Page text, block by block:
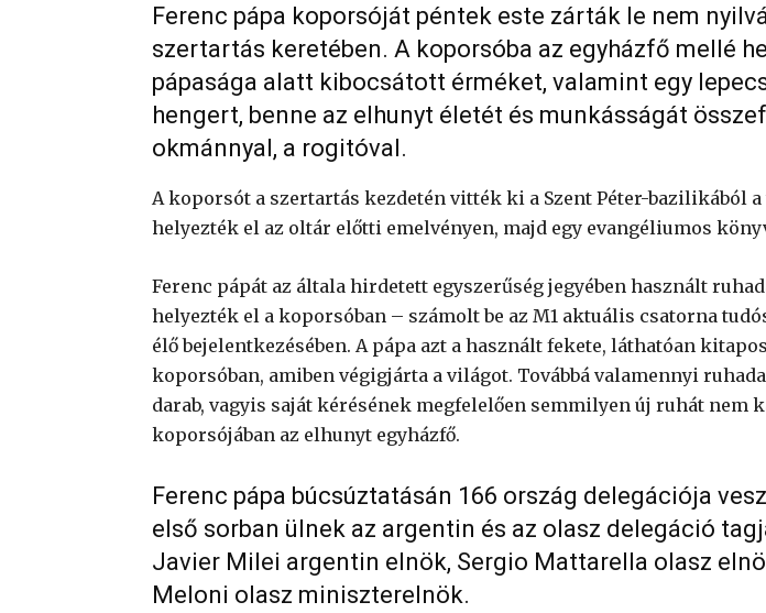
Ferenc pápa koporsóját péntek este zárták le nem
szertartás keretében. A koporsóba az egyházfő mellé
pápasága alatt kibocsátott érméket, valamint egy
hengert, benne az elhunyt életét és munkásságát
okmánnyal, a rogitóval.
A koporsót a szertartás kezdetén vitték ki a Szent Péter-bazilikából a
helyezték el az oltár előtti emelvényen, majd egy evangéliumos
Ferenc pápát az általa hirdetett egyszerűség jegyében használt
helyezték el a koporsóban – számolt be az M1 aktuális csatorna
élő bejelentkezésében. A pápa azt a használt fekete, láthatóan
koporsóban, amiben végigjárta a világot. Továbbá valamennyi
darab, vagyis saját kérésének megfelelően semmilyen új ruhát nem
koporsójában az elhunyt egyházfő.
Ferenc pápa búcsúztatásán 166 ország delegációja
első sorban ülnek az argentin és az olasz delegáció
Javier Milei argentin elnök, Sergio Mattarella olasz
Meloni olasz miniszterelnök.